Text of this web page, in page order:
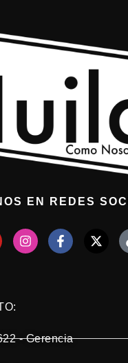
EN REDES
- Gerencia